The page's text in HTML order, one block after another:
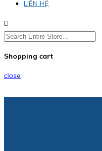
LIÊN HỆ
Shopping cart
close